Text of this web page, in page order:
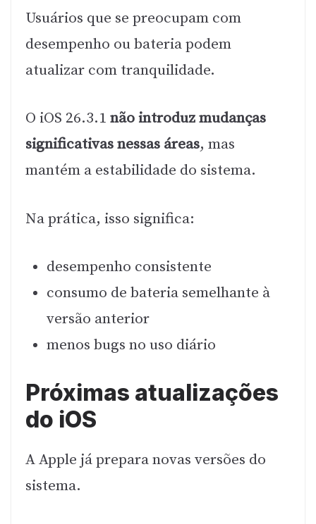
Usuários que se preocupam com
desempenho ou bateria podem
atualizar com tranquilidade.
O iOS 26.3.1 não introduz mudanças
significativas nessas áreas, mas
mantém a estabilidade do sistema.
Na prática, isso significa:
desempenho consistente
consumo de bateria semelhante à
versão anterior
menos bugs no uso diário
Próximas atualizações
do iOS
A Apple já prepara novas versões do
sistema.